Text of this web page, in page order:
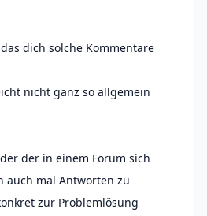
dich solche Kommentare
nicht ganz so allgemein
der in einem Forum sich
auch mal Antworten zu
zur Problemlösung